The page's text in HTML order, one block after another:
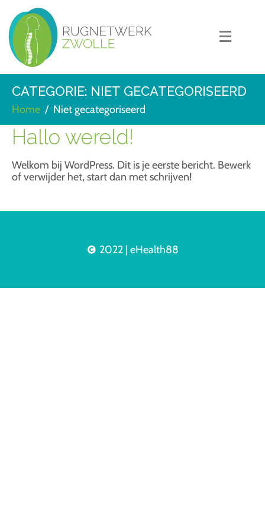
CATEGORIE: NIET GECATEGORISEERD
Home Niet gecategoriseerd
Hallo wereld!
Welkom bij WordPress. Dit is je eerste bericht. Bewerk
of verwijder het, start dan met schrijven!
2022 | eHealth88